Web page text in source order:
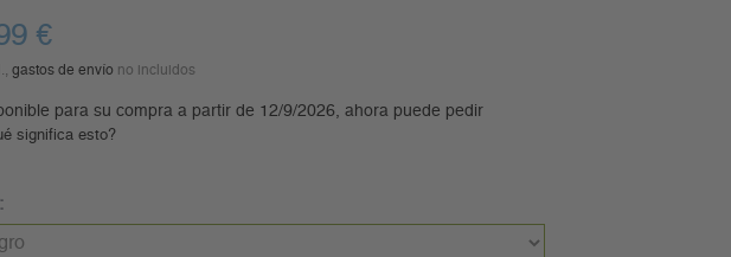
€
gastos de envío no incluidos
para su compra a partir de 12/9/2026, ahora puede pedir
significa esto?